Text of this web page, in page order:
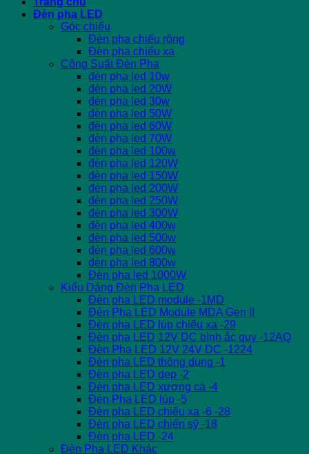
Đèn pha LED
Góc chiếu
Đèn pha chiếu rộng
Đèn pha chiếu xa
Công Suất Đèn Pha
đèn pha led 10w
đèn pha led 20W
đèn pha led 30w
đèn pha led 50W
đèn pha led 60W
đèn pha led 70W
đèn pha led 100w
đèn pha led 120W
đèn pha led 150W
đèn pha led 200W
đèn pha led 250W
đèn pha led 300W
đèn pha led 400w
đèn pha led 500w
đèn pha led 600w
đèn pha led 800w
Đèn pha led 1000W
Kiểu Dáng Đèn Pha LED
Đèn pha LED module -1MD
Đèn Pha LED Module MDA Gen II
Đèn pha LED lúp chiếu xa -29
Đèn pha LED 12V DC bình ắc quy -12AQ
Đèn Pha LED 12V 24V DC -1224
Đèn pha LED thông dụng -1
Đèn pha LED dẹp -2
Đèn pha LED xương cá -4
Đèn Pha LED lúp -5
Đèn pha LED chiếu xa -6 -28
Đèn pha LED chiến sỹ -18
Đèn pha LED -24
Đèn Pha LED Khác